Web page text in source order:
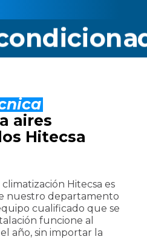
aires
Hitecsa
Hitecsa es
nuestro departamento
cualificado que se
funcione al
año, sin importar la